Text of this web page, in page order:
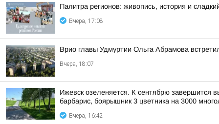
Палитра регионов: живопись, история и
Вчера, 17:08
Врио главы Удмуртии Ольга Абрамова
Вчера, 18:07
Ижевск озеленяется. К сентябрю завершится
барбарис, боярышник 3 цветника на 3000
Вчера, 16:42